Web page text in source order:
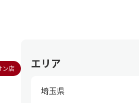
ン店 エリア
埼玉県